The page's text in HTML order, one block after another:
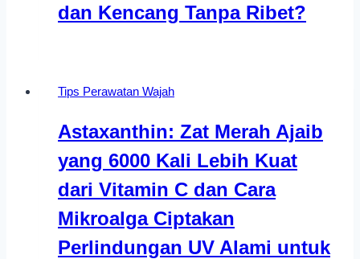
dan Kencang Tanpa Ribet?
Tips Perawatan Wajah
Astaxanthin: Zat Merah Ajaib
yang 6000 Kali Lebih Kuat
dari Vitamin C dan Cara
Mikroalga Ciptakan
Perlindungan UV Alami untuk